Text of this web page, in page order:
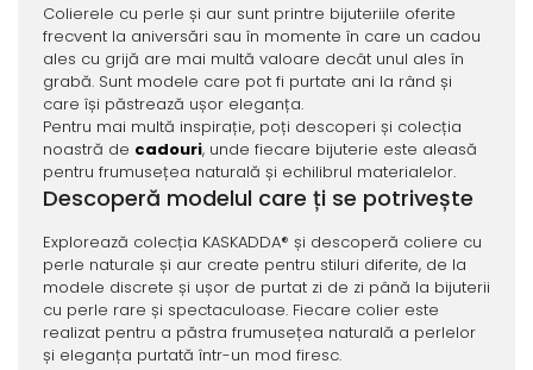
Colierele cu perle și aur sunt printre bijuteriile oferite
frecvent la aniversări sau în momente în care un cadou
ales cu grijă are mai multă valoare decât unul ales în
grabă. Sunt modele care pot fi purtate ani la rând și
care își păstrează ușor eleganța.
Pentru mai multă inspirație, poți descoperi și colecția
noastră de cadouri, unde fiecare bijuterie este aleasă
pentru frumusețea naturală și echilibrul materialelor.
Descoperă modelul care ți se potrivește
Explorează colecția KASKADDA® și descoperă coliere cu
perle naturale și aur create pentru stiluri diferite, de la
modele discrete și ușor de purtat zi de zi până la bijuterii
cu perle rare și spectaculoase. Fiecare colier este
realizat pentru a păstra frumusețea naturală a perlelor
și eleganța purtată într-un mod firesc.